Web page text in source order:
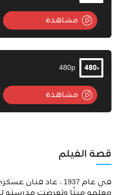
مشاهدة
480p
مشاهدة
قصة الفيلم
في عام 1937 ، عاد
معلمه ميتًا وتعرضت مدرسته